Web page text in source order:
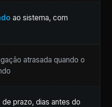
ao sistema, com
atrasada quando o
de prazo, dias antes do